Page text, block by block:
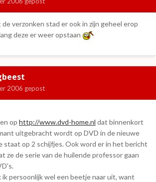
verzonken stad er ook in zijn geheel erop
deze er weer opstaan
2006 gepost
op http://www.dvd-home.nl dat binnenkort
uitgebracht wordt op DVD in de nieuwe
staat op 2 schijfjes. Ook word er in het bericht
ze de serie van de huilende professor gaan
ik persoonlijk wel een beetje naar uit, want